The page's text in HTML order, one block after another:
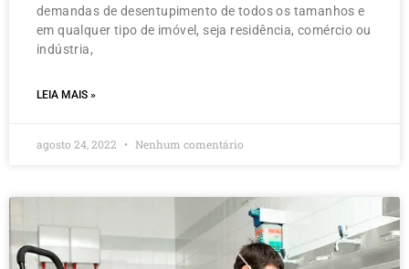
demandas de desentupimento de todos os tamanhos e
em qualquer tipo de imóvel, seja residência, comércio ou
indústria,
LEIA MAIS »
agosto 24, 2022 Nenhum comentário